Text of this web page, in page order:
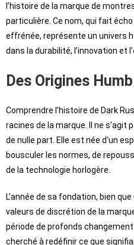
l’histoire de la marque de
particulière. Ce nom, qui fait
effrénée, représente un univers
dans la durabilité, l’innovation et
Des Origines
Comprendre l’histoire de Dark
racines de la marque. Il ne s’agit
de nulle part. Elle est née d’un
bousculer les normes, de
de la technologie horlogère.
L’année de sa fondation, bien
valeurs de discrétion de la
période de profonds
cherché à redéfinir ce que